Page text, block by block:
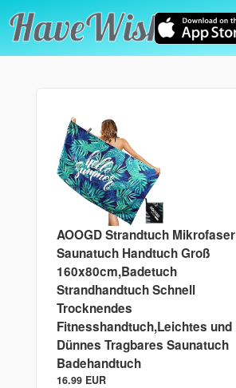
AOOGD Strandtuch Mikrofaser
Saunatuch Handtuch Groß
160x80cm,Badetuch
Strandhandtuch Schnell
Trocknendes
Fitnesshandtuch,Leichtes und
Dünnes Tragbares Saunatuch
Badehandtuch
16.99 EUR